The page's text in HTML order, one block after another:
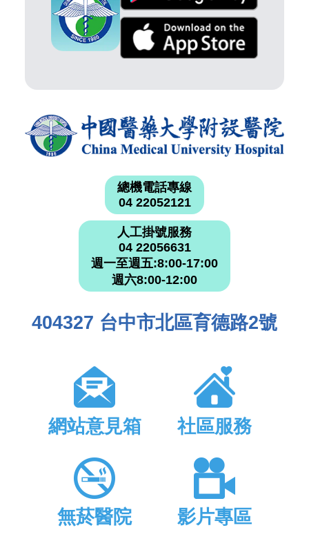
總機電話專線
04 22052121
人工掛號服務
04 22056631
週一至週五:8:00-17:00
週六8:00-12:00
404327 台中市北區育德路2號
網站意見箱 社區服務
無菸醫院 影片專區